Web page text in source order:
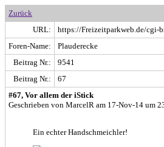
Zurück
URL:
https://Freizeitparkweb.de/cgi-
Foren-Name:
Plauderecke
Beitrag Nr.:
9541
Beitrag Nr.:
67
#67, Vor allem der iStick
Geschrieben von MarcelR am 17-Nov-14 um
Ein echter Handschmeichler!